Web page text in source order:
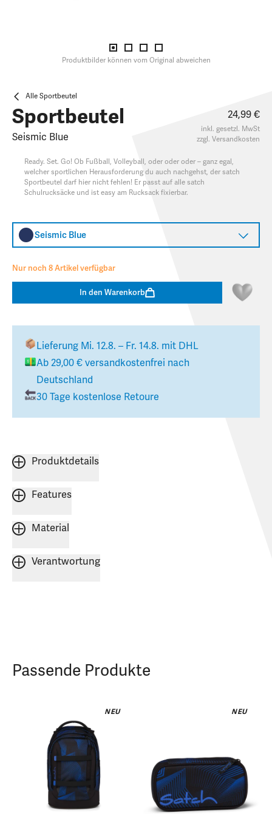
Produktbilder können vom Original abweichen
Alle Sportbeutel
Sportbeutel
Seismic Blue
24,99 €
inkl. gesetzl. MwSt
zzgl. Versandkosten
Ready. Set. Go! Ob Fußball, Volleyball, oder oder oder – ganz egal,
welcher sportlichen Herausforderung du auch nachgehst, der satch
Sportbeutel darf hier nicht fehlen! Er passt auf alle satch
Schulrucksäcke und ist easy am Rucksack fixierbar.
Seismic Blue
Nur noch 8 Artikel verfügbar
In den Warenkorb
Lieferung Mi. 12.8. – Fr. 14.8. mit DHL
Ab 29,00 € versandkostenfrei nach
Deutschland
30 Tage kostenlose Retoure
Produktdetails
Features
Material
Verantwortung
Passende Produkte
NEU NEU